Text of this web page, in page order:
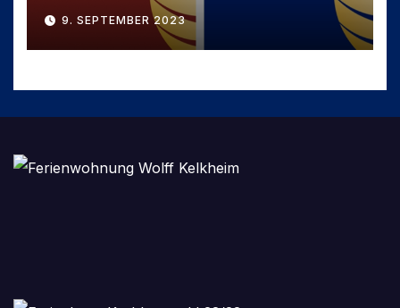
9. SEPTEMBER 2023